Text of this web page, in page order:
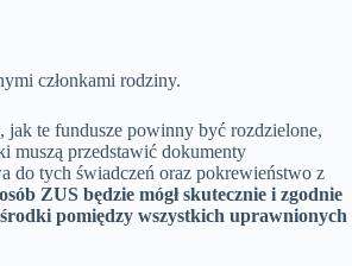
członkami rodziny.
jak te fundusze powinny być rozdzielone,
muszą przedstawić dokumenty
do tych świadczeń oraz pokrewieństwo z
ZUS będzie mógł skutecznie i zgodnie
pomiędzy wszystkich uprawnionych